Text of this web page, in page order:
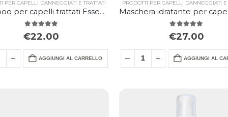
PER CAPELLI DANNEGGIATI E TRATTATI
Shampoo per capelli trattati Essence
5.00 Su 5
€22.00
AGGIUNGI AL CARRELLO
PRODOTTI PER CAPELLI DANNEGGIATI E
5.00 Su 5
€27.00
AGGIUNGI AL